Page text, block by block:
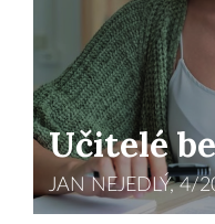
Učitelé
JAN NEJEDLÝ, 4/